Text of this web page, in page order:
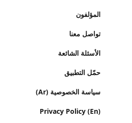
المؤلفون
تواصل معنا
الأسئلة الشائعة
حمّل التطبيق
سياسة الخصوصية (Ar)
Privacy Policy (En)